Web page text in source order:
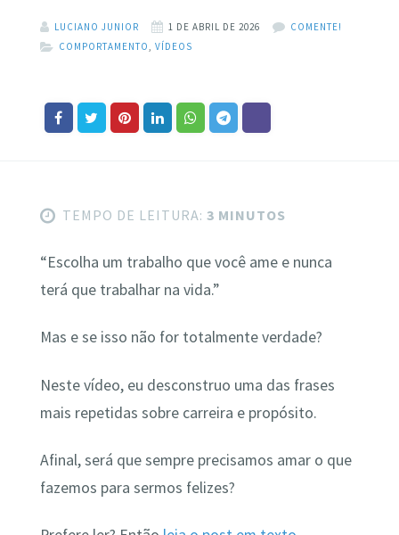
LUCIANO JUNIOR 1 DE ABRIL DE 2026
COMENTE!
COMPORTAMENTO
VÍDEOS
TEMPO DE LEITURA: 3 MINUTOS
“Escolha um trabalho que você ame e nunca
terá que trabalhar na vida.”
Mas e se isso não for totalmente verdade?
Neste vídeo, eu desconstruo uma das frases
mais repetidas sobre carreira e propósito.
Afinal, será que sempre precisamos amar o que
fazemos para sermos felizes?